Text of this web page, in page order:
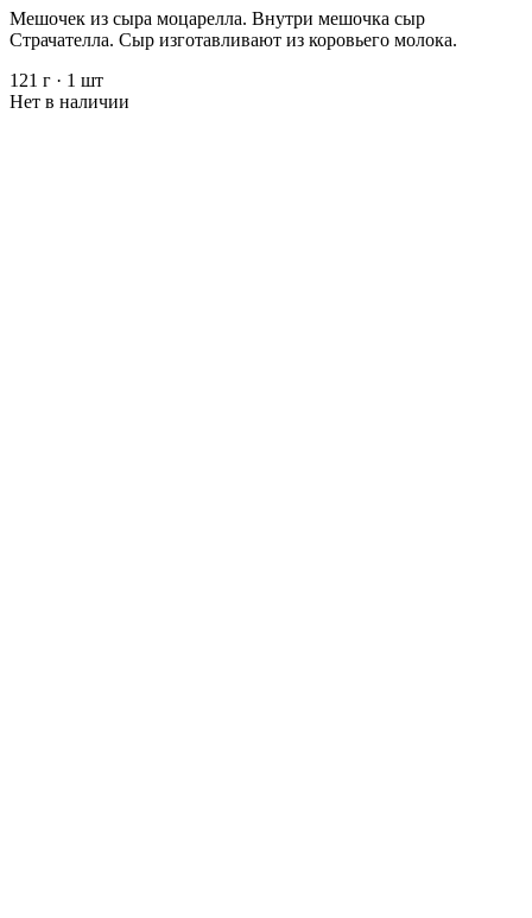
Мешочек из сыра моцарелла. Внутри мешочка сыр
Страчателла. Сыр изготавливают из коровьего молока.
121 г · 1 шт
Нет в наличии